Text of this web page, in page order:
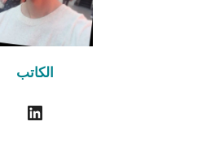
الكاتب